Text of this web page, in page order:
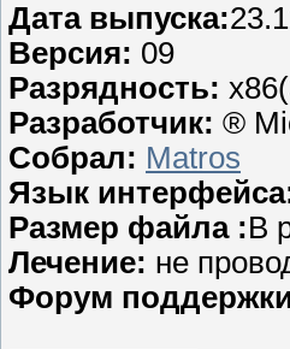
Дата выпуска:
Версия: 09
Разрядность:
Разработчик: ®
Собрал: Matros
Язык
Размер файла :В
Лечение: не
Форум